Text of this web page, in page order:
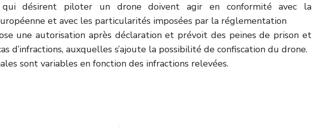
qui désirent piloter un drone doivent agir en conformité avec la
et avec les particularités imposées par la réglementation
une autorisation après déclaration et prévoit des peines de prison et
d’infractions, auxquelles s’ajoute la possibilité de confiscation du drone.
sont variables en fonction des infractions relevées.